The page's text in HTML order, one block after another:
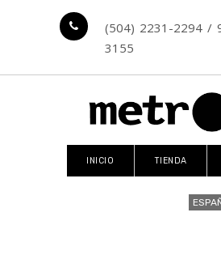
(504) 2231-2294 /
3155
INICIO TIENDA